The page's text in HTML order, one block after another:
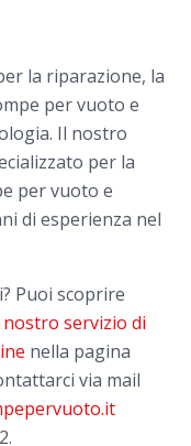
la riparazione, la
per vuoto e
Il nostro
per la
per vuoto e
di esperienza nel
Puoi scoprire
servizio di
nella pagina
via mail